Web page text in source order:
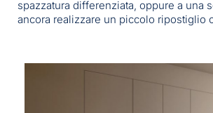
spazzatura differenziata, oppure a una
ancora realizzare un piccolo ripostiglio